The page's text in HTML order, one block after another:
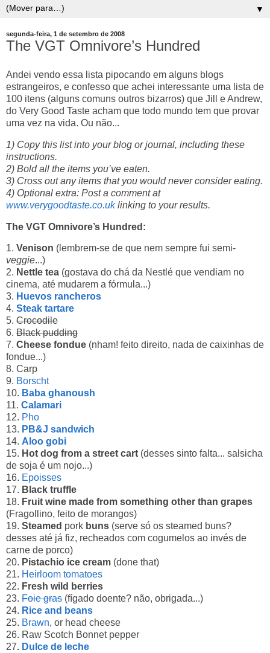
▼
segunda-feira, 1 de setembro de 2008
The VGT Omnivore’s Hundred
Andei vendo essa lista pipocando em alguns blogs
estrangeiros, e confesso que achei interessante uma lista de
100 itens (alguns comuns outros bizarros) que Jill e Andrew,
do Very Good Taste acham que todo mundo tem que provar
uma vez na vida. Ou não...
1) Copy this list into your blog or journal, including these
instructions.
2) Bold all the items you’ve eaten.
3) Cross out any items that you would never consider eating.
4) Optional extra: Post a comment at
www.verygoodtaste.co.uklinking to your results.
The VGT Omnivore’s Hundred:
1. Venison (lembrem-se de que nem sempre fui semi-
veggie...)
2. Nettle tea (gostava do chá da Nestlé que vendiam no
cinema, até mudarem a fórmula...)
3. Huevos rancheros
4. Steak tartare
5. Crocodile
6. Black pudding
7. Cheese fondue (nham! feito direito, nada de caixinhas de
fondue...)
8. Carp
9. Borscht
10. Baba ghanoush
11. Calamari
12. Pho
13. PB&J sandwich
14. Aloo gobi
15. Hot dog from a street cart (desses sinto falta... salsicha
de soja é um nojo...)
16. Epoisses
17. Black truffle
18. Fruit wine made from something other than grapes
(Fragollino, feito de morangos)
19. Steamed pork buns (serve só os steamed buns?
desses até já fiz, recheados com cogumelos ao invés de
carne de porco)
20. Pistachio ice cream (done that)
21. Heirloom tomatoes
22. Fresh wild berries
23. Foie gras (fígado doente? não, obrigada...)
24. Rice and beans
25. Brawn, or head cheese
26. Raw Scotch Bonnet pepper
27. Dulce de leche